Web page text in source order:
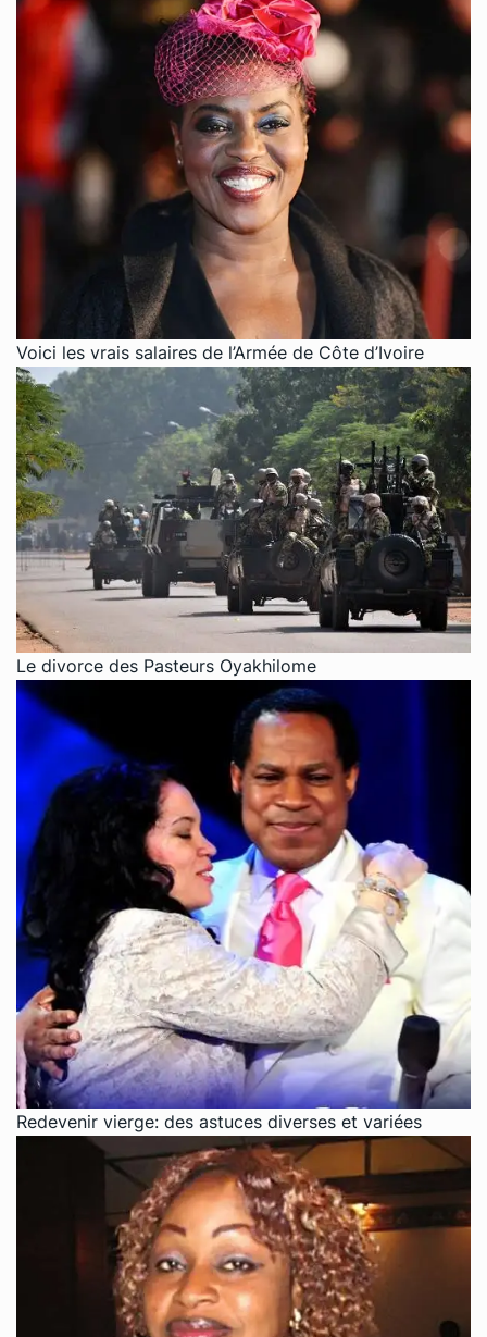
Voici les vrais salaires de l’Armée de Côte d’Ivoire
Le divorce des Pasteurs Oyakhilome
Redevenir vierge: des astuces diverses et variées